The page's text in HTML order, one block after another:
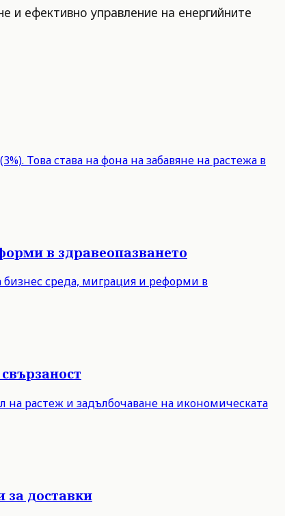
и ефективно управление на енергийните
Това става на фона на забавяне на растежа в
в здравеопазването
среда, миграция и реформи в
на растеж и задълбочаване на икономическата
за доставки